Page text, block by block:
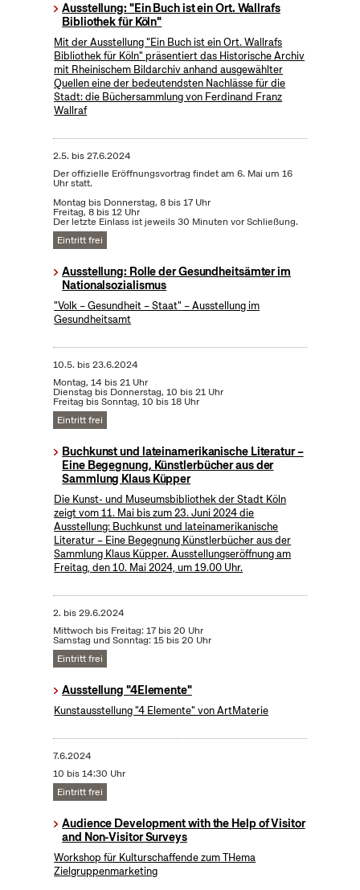
Ausstellung: "Ein Buch ist ein Ort. Wallrafs
Bibliothek für Köln"
Mit der Ausstellung "Ein Buch ist ein Ort. Wallrafs
Bibliothek für Köln" präsentiert das Historische Archiv
mit Rheinischem Bildarchiv anhand ausgewählter
Quellen eine der bedeutendsten Nachlässe für die
Stadt: die Büchersammlung von Ferdinand Franz
Wallraf
2.5. bis27.6.2024
Der offizielle Eröffnungsvortrag findet am 6. Mai um 16
Uhr statt.
Montag bis Donnerstag, 8 bis 17 Uhr
Freitag, 8 bis 12 Uhr
Der letzte Einlass ist jeweils 30 Minuten vor Schließung.
Eintritt frei
Ausstellung: Rolle der Gesundheitsämter im
Nationalsozialismus
"Volk – Gesundheit – Staat" – Ausstellung im
Gesundheitsamt
10.5. bis23.6.2024
Montag, 14 bis 21 Uhr
Dienstag bis Donnerstag, 10 bis 21 Uhr
Freitag bis Sonntag, 10 bis 18 Uhr
Eintritt frei
Buchkunst und lateinamerikanische Literatur –
Eine Begegnung, Künstlerbücher aus der
Sammlung Klaus Küpper
Die Kunst- und Museumsbibliothek der Stadt Köln
zeigt vom 11. Mai bis zum 23. Juni 2024 die
Ausstellung: Buchkunst und lateinamerikanische
Literatur – Eine Begegnung Künstlerbücher aus der
Sammlung Klaus Küpper. Ausstellungseröffnung am
Freitag, den 10. Mai 2024, um 19.00 Uhr.
2. bis29.6.2024
Mittwoch bis Freitag: 17 bis 20 Uhr
Samstag und Sonntag: 15 bis 20 Uhr
Eintritt frei
Ausstellung "4Elemente"
Kunstausstellung "4 Elemente" von ArtMaterie
7.6.2024
10 bis 14:30 Uhr
Eintritt frei
Audience Development with the Help of Visitor
and Non-Visitor Surveys
Workshop für Kulturschaffende zum THema
Zielgruppenmarketing